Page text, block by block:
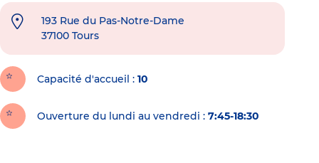
193 Rue du Pas-Notre-Dame
37100 Tours
Capacité d'accueil 10
Ouverture du lundi au vendredi : 7:45-18:30